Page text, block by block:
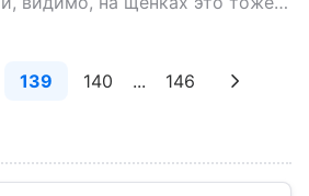
139 140 ... 146